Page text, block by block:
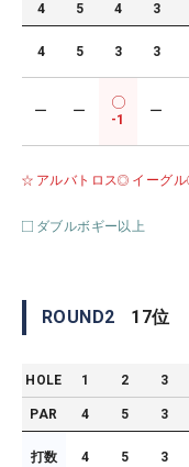
4 5 4 3
4 5 3 3
ー ー
-1
ー
アルバトロス イーグル
ダブルボギー以上
ROUND2 17位
HOLE 1 2 3
PAR 4 5 3
打数 4 5 3